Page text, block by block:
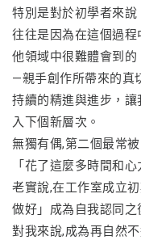
特別是對於初學者來說
往往是因為在這個過
他領域中很難體會到的
—親手創作所帶來的真
持續的精進與進步，
入下個新層次。
無獨有偶,第二個最常
「花了這麼多時間和
老實說,在工作室成立
做好」成為自我認同之
對我來說,成為再自然不